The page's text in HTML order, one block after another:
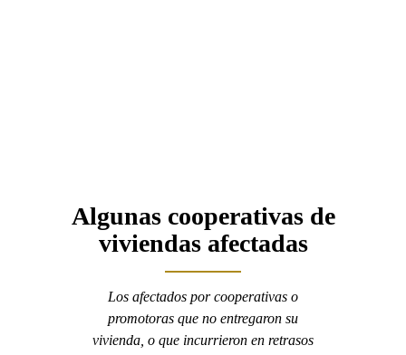
Algunas cooperativas de
viviendas afectadas
Los afectados por cooperativas o
promotoras que no entregaron su
vivienda, o que incurrieron en retrasos